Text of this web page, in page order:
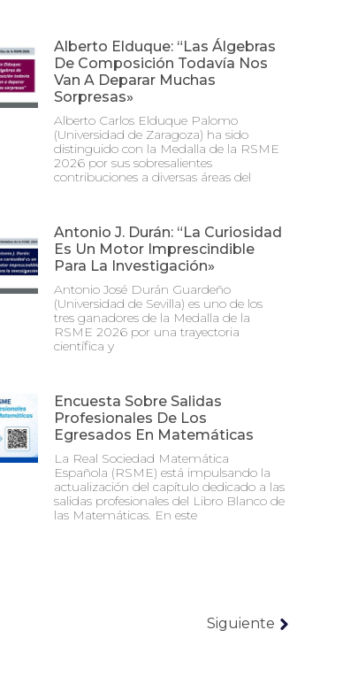
Alberto Elduque: “Las Álgebras
De Composición Todavía Nos
Van A Deparar Muchas
Sorpresas»
Alberto Carlos Elduque Palomo
(Universidad de Zaragoza) ha sido
distinguido con la Medalla de la RSME
2026 por sus sobresalientes
contribuciones a diversas áreas del
Antonio J. Durán: “La Curiosidad
Es Un Motor Imprescindible
Para La Investigación»
Antonio José Durán Guardeño
(Universidad de Sevilla) es uno de los
tres ganadores de la Medalla de la
RSME 2026 por una trayectoria
científica y
Encuesta Sobre Salidas
Profesionales De Los
Egresados En Matemáticas
La Real Sociedad Matemática
Española (RSME) está impulsando la
actualización del capítulo dedicado a las
salidas profesionales del Libro Blanco de
las Matemáticas. En este
Siguiente